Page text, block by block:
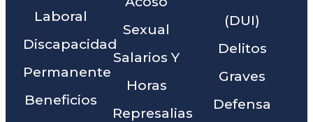
Laboral
Discapacidad
Permanente
Beneficios
Sexual
Salarios Y
Horas
Represalias
(DUI)
Delitos
Graves
Defensa